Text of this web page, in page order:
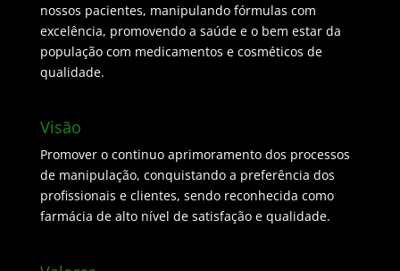
nossos pacientes, manipulando fórmulas com
excelência, promovendo a saúde e o bem estar da
população com medicamentos e cosméticos de
qualidade.
Visão
Promover o continuo aprimoramento dos processos
de manipulação, conquistando a preferência dos
profissionais e clientes, sendo reconhecida como
farmácia de alto nível de satisfação e qualidade.